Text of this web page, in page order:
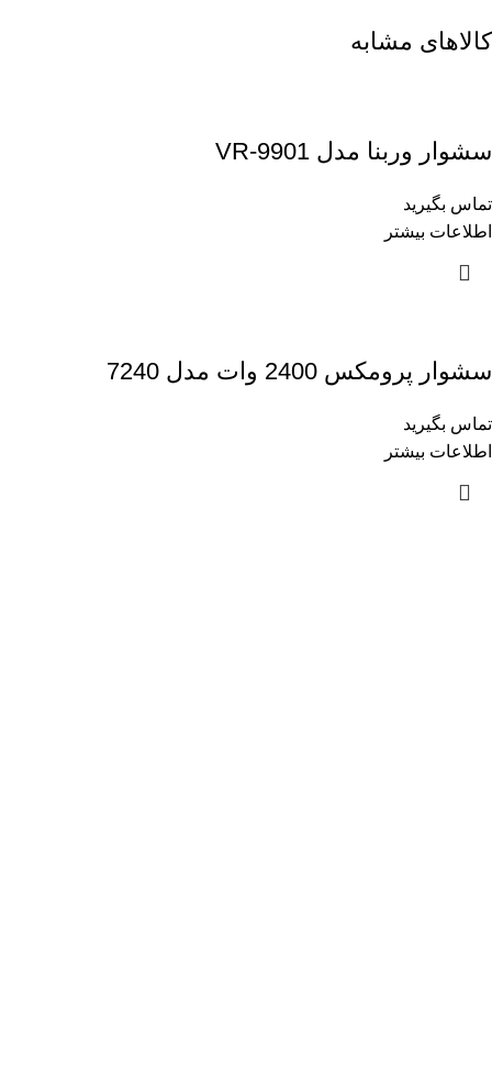
کالاهای مشابه
سشوار وربنا مدل VR-9901
تماس بگیرید
اطلاعات بیشتر
سشوار پرومکس 2400 وات مدل 7240
تماس بگیرید
اطلاعات بیشتر